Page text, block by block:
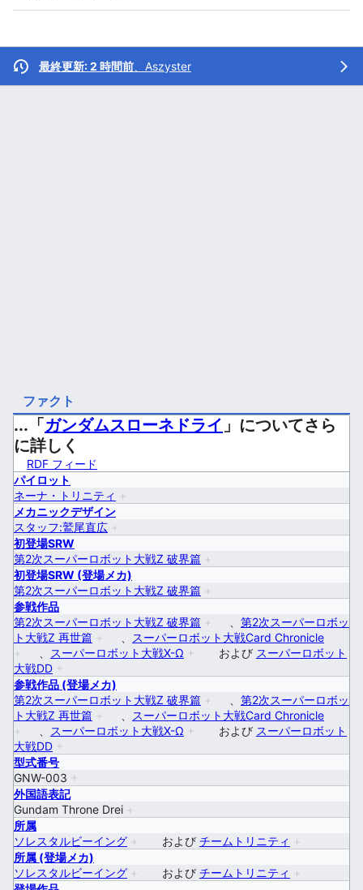
最終更新: 2 時間前 Aszyster
ファクト
...「ガンダムスローネドライ 」についてさら
に詳しく
RDF フィード
パイロット
ネーナ・トリニティ
+
メカニックデザイン
スタッフ:鷲尾直広 +
初登場SRW
第2次スーパーロボット大戦Z 破界篇 +
初登場SRW (登場メカ)
第2次スーパーロボット大戦Z 破界篇 +
参戦作品
第2次スーパーロボット大戦Z 破界篇 +
第2次スーパーロボッ
ト大戦Z 再世篇 +
スーパーロボット大戦Card Chronicle
+
スーパーロボット大戦X-Ω + および スーパーロボット
大戦DD +
参戦作品 (登場メカ)
第2次スーパーロボット大戦Z 破界篇 +
第2次スーパーロボッ
ト大戦Z 再世篇 +
スーパーロボット大戦Card Chronicle
+
スーパーロボット大戦X-Ω + および スーパーロボット
大戦DD +
型式番号
GNW-003 +
外国語表記
Gundam Throne Drei +
所属
ソレスタルビーイング + および チームトリニティ
+
所属 (登場メカ)
ソレスタルビーイング + および チームトリニティ
+